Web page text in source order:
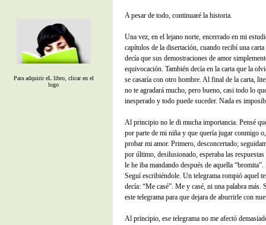
Para adquirir eL libro, clicar en el
logo
A pesar de todo, continuaré la historia.
Una vez, en el lejano norte, encerrado en mi
capítulos de la disertación, cuando recibí una
decía que sus demostraciones de amor
equivocación. También decía en la carta que la
se casaría con otro hombre. Al final de la carta,
no te agradará mucho, pero bueno, casi todo lo
inesperado y todo puede suceder. Nada es
Al principio no le di mucha importancia. Pensé
por parte de mi niña y que quería jugar conmigo
probar mi amor. Primero, desconcertado;
por último, desilusionado, esperaba las
le he iba mandando después de aquella
Seguí escribiéndole. Un telegrama rompió aquel
decía: “Me casé”. Me y casé, ni una palabra más.
este telegrama para que dejara de aburrirle con
Al principio, ese telegrama no me afectó